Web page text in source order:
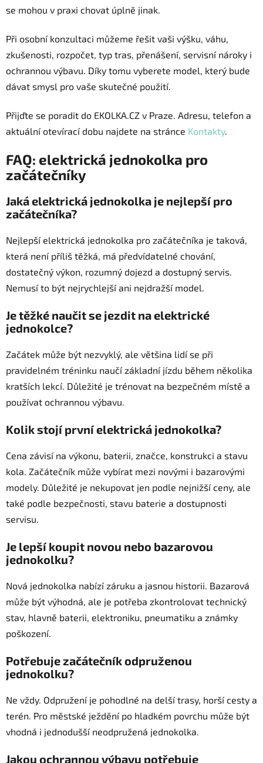
se mohou v praxi chovat úplně jinak.
Při osobní konzultaci můžeme řešit vaši výšku, váhu,
zkušenosti, rozpočet, typ tras, přenášení, servisní nároky i
ochrannou výbavu. Díky tomu vyberete model, který bude
dávat smysl pro vaše skutečné použití.
Přijďte se poradit do EKOLKA.CZ v Praze. Adresu, telefon a
aktuální otevírací dobu najdete na stránce Kontakty.
FAQ: elektrická jednokolka pro
začátečníky
Jaká elektrická jednokolka je nejlepší pro
začátečníka?
Nejlepší elektrická jednokolka pro začátečníka je taková,
která není příliš těžká, má předvídatelné chování,
dostatečný výkon, rozumný dojezd a dostupný servis.
Nemusí to být nejrychlejší ani nejdražší model.
Je těžké naučit se jezdit na elektrické
jednokolce?
Začátek může být nezvyklý, ale většina lidí se při
pravidelném tréninku naučí základní jízdu během několika
kratších lekcí. Důležité je trénovat na bezpečném místě a
používat ochrannou výbavu.
Kolik stojí první elektrická jednokolka?
Cena závisí na výkonu, baterii, značce, konstrukci a stavu
kola. Začátečník může vybírat mezi novými i bazarovými
modely. Důležité je nekupovat jen podle nejnižší ceny, ale
také podle bezpečnosti, stavu baterie a dostupnosti
servisu.
Je lepší koupit novou nebo bazarovou
jednokolku?
Nová jednokolka nabízí záruku a jasnou historii. Bazarová
může být výhodná, ale je potřeba zkontrolovat technický
stav, hlavně baterii, elektroniku, pneumatiku a známky
poškození.
Potřebuje začátečník odpruženou
jednokolku?
Ne vždy. Odpružení je pohodlné na delší trasy, horší cesty a
terén. Pro městské ježdění po hladkém povrchu může být
vhodná i jednodušší neodpružená jednokolka.
Jakou ochrannou výbavu potřebuje